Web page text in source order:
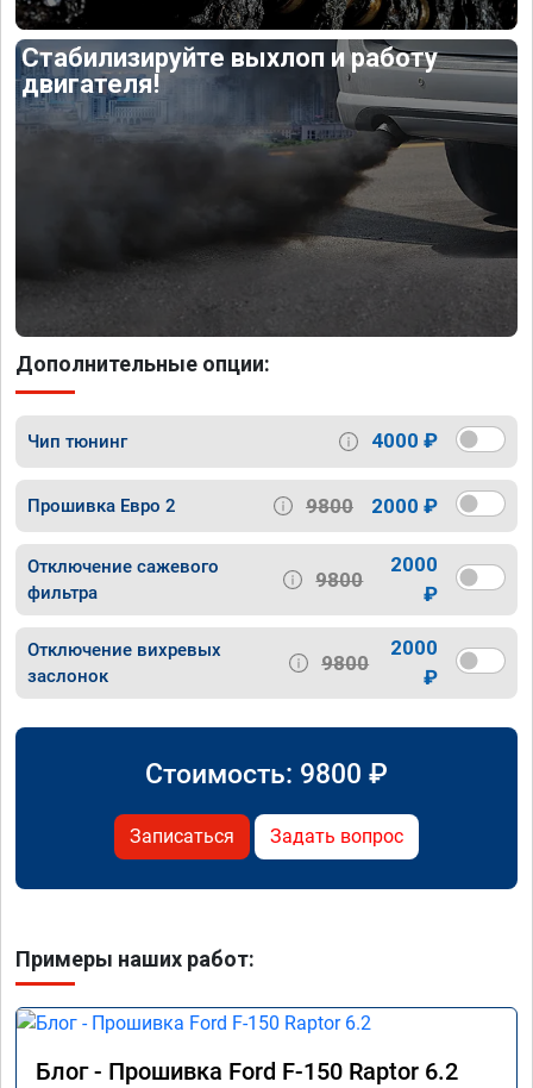
Стабилизируйте выхлоп и работу
двигателя!
Дополнительные опции:
Чип тюнинг 4000 ₽
Прошивка Евро 2 9800 2000 ₽
Отключение сажевого
фильтра
9800
2000
₽
Отключение вихревых
заслонок
9800
2000
₽
Стоимость: 9800 ₽
Записаться Задать вопрос
Примеры наших работ:
Блог - Прошивка Ford F-150 Raptor 6.2